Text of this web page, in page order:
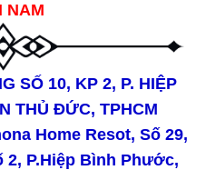
NAM
SỐ 10, KP 2, P. HIỆP
THỦ ĐỨC, TPHCM
Home Resot, Số 29,
P.Hiệp Bình Phước,